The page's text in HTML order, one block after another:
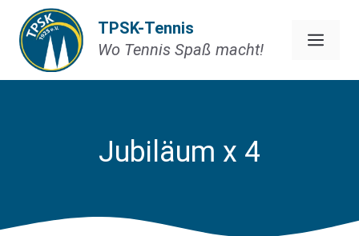
Inhalt
springen
TPSK-Tennis
Wo Tennis Spaß macht!
Jubiläum x 4